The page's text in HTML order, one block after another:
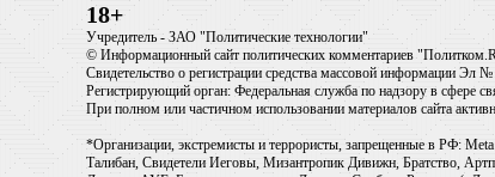
18+
Учредитель - ЗАО "Политические технологии"
© Информационный сайт политических комментариев
Свидетельство о регистрации средства массовой информации Эл
Регистрирующий орган: Федеральная служба по надзору в сфере
При полном или частичном использовании материалов сайта
*Организации, экстремисты и террористы, запрещенные в РФ:
Талибан, Свидетели Иеговы, Мизантропик Дивижн, Братство,